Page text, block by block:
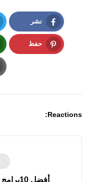
نشر
Facebook
حفظ
Reactions:
أفضل